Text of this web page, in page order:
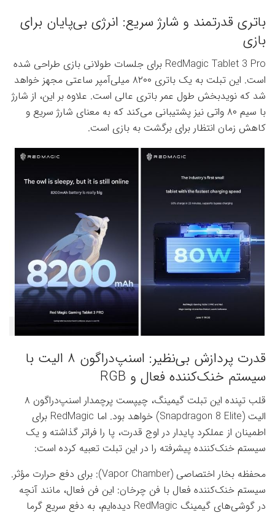
باتری قدرتمند و شارژ سریع: انرژی بی‌پایان برای
بازی
RedMagic Tablet 3 Pro برای جلسات طولانی بازی طراحی شده
است. این تبلت به یک باتری ۸۲۰۰ میلی‌آمپر ساعتی مجهز خواهد
شد که نویدبخش طول عمر باتری عالی است. علاوه بر این، از شارژ
با سیم ۸۰ واتی نیز پشتیبانی می‌کند که به معنای شارژ سریع و
کاهش زمان انتظار برای برگشت به بازی است.
قدرت پردازش بی‌نظیر: اسنپ‌دراگون ۸ الیت با
سیستم خنک‌کننده فعال و RGB
قلب تپنده این تبلت گیمینگ، چیپست پرچمدار اسنپ‌دراگون ۸
الیت (Snapdragon 8 Elite) خواهد بود. اما RedMagic برای
اطمینان از عملکرد پایدار در اوج قدرت، پا را فراتر گذاشته و یک
سیستم خنک‌کننده پیشرفته را در این تبلت تعبیه کرده است:
محفظه بخار اختصاصی (Vapor Chamber): برای دفع حرارت مؤثر.
سیستم خنک‌کننده فعال با فن چرخان: این فن فعال، مانند آنچه
در گوشی‌های گیمینگ RedMagic دیده‌ایم، به دفع سریع گرما